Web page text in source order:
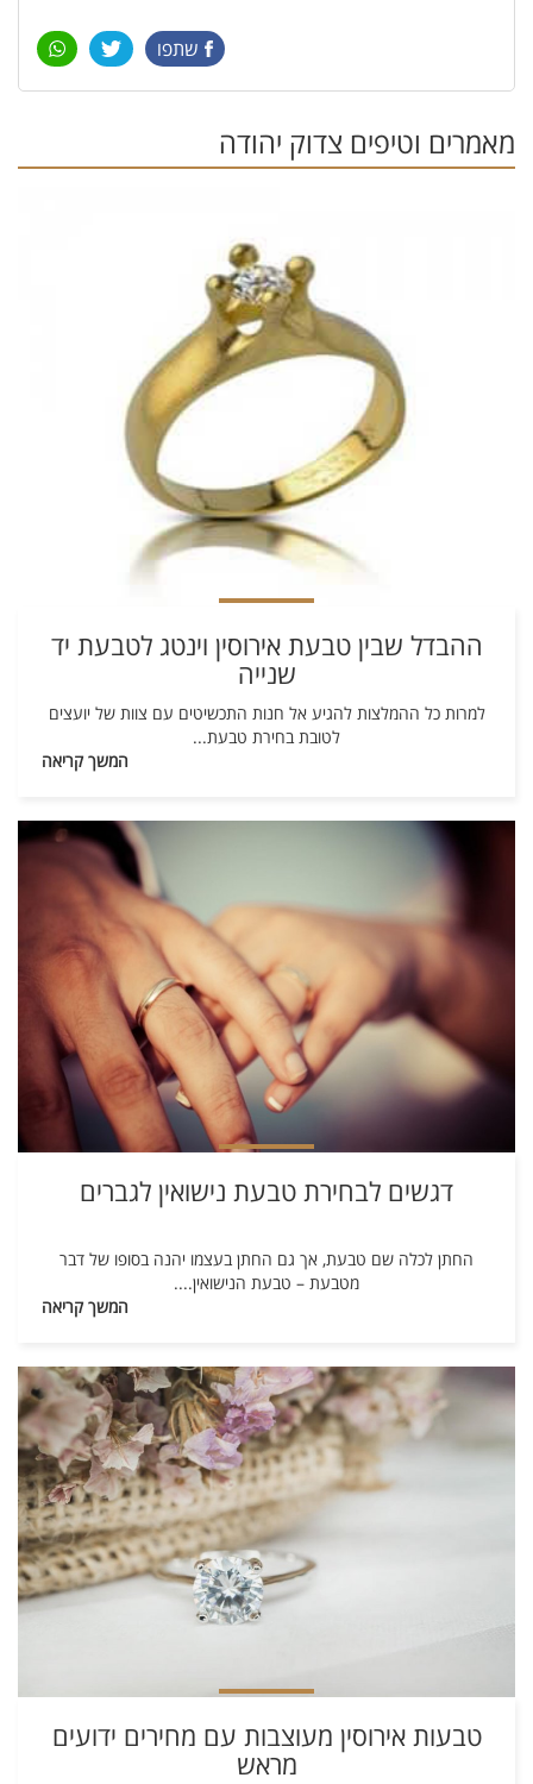
שתפו
מאמרים וטיפים צדוק יהודה
ההבדל שבין טבעת אירוסין וינטג לטבעת יד
שנייה
למרות כל ההמלצות להגיע אל חנות התכשיטים עם צוות של יועצים
לטובת בחירת טבעת...
המשך קריאה
דגשים לבחירת טבעת נישואין לגברים
החתן לכלה שם טבעת, אך גם החתן בעצמו יהנה בסופו של דבר
מטבעת – טבעת הנישואין....
המשך קריאה
טבעות אירוסין מעוצבות עם מחירים ידועים
מראש